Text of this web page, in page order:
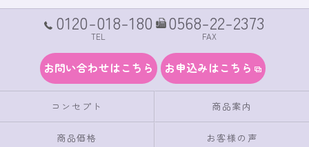
0120-018-180
TEL
0568-22-2373
FAX
お問い合わせはこちら お申込みはこちら
コンセプト 商品案内
商品価格 お客様の声